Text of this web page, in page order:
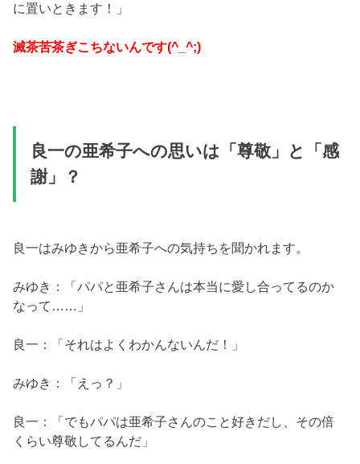
に置いときます！」
滅茶苦茶ぎこちないんです(^_^;)
良一の亜希子への思いは「尊敬」と「感
謝」？
良一はみゆきから亜希子への気持ちを聞かれます。
みゆき：「パパと亜希子さんは本当に愛し合ってるのか
なって……」
良一：「それはよくわかんないんだ！」
みゆき：「えっ？」
良一：「でもパパは亜希子さんのこと好きだし、その倍
くらい尊敬してるんだ」